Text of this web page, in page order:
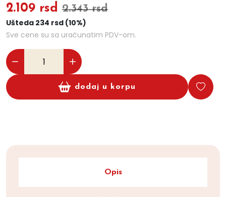
2.109 rsd 2.343 rsd
Ušteda 234 rsd (10%)
Sve cene su sa uračunatim PDV-om.
dodaj u korpu
Opis